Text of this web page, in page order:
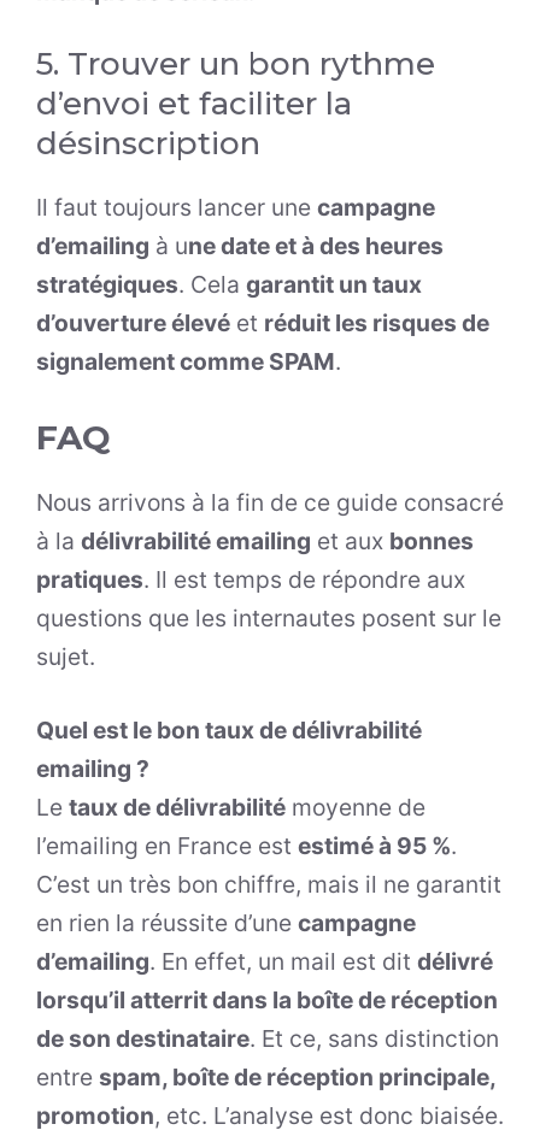
5. Trouver un bon rythme
d’envoi et faciliter la
désinscription
Il faut toujours lancer une campagne
d’emailing à une date et à des heures
stratégiques. Cela garantit un taux
d’ouverture élevé et réduit les risques de
signalement comme SPAM.
FAQ
Nous arrivons à la fin de ce guide consacré
à la délivrabilité emailing et aux bonnes
pratiques. Il est temps de répondre aux
questions que les internautes posent sur le
sujet.
Quel est le bon taux de délivrabilité
emailing ?
Le taux de délivrabilité moyenne de
l’emailing en France est estimé à 95 %.
C’est un très bon chiffre, mais il ne garantit
en rien la réussite d’une campagne
d’emailing. En effet, un mail est dit délivré
lorsqu’il atterrit dans la boîte de réception
de son destinataire. Et ce, sans distinction
entre spam, boîte de réception principale,
promotion, etc. L’analyse est donc biaisée.